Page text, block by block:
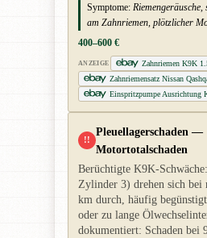
Symptome:
am Zahnriemen, plötzlicher
400–600 €
ANZEIGE
Zahnriemen K9K
Zahnriemensatz Nissan
Einspritzpumpe Ausrichtung
!!
Pleuellagerschaden —
Motortotalschaden
Berüchtigte K9K-
Zylinder 3) drehen sich bei
km durch, häufig
oder zu lange
dokumentiert: Schaden bei